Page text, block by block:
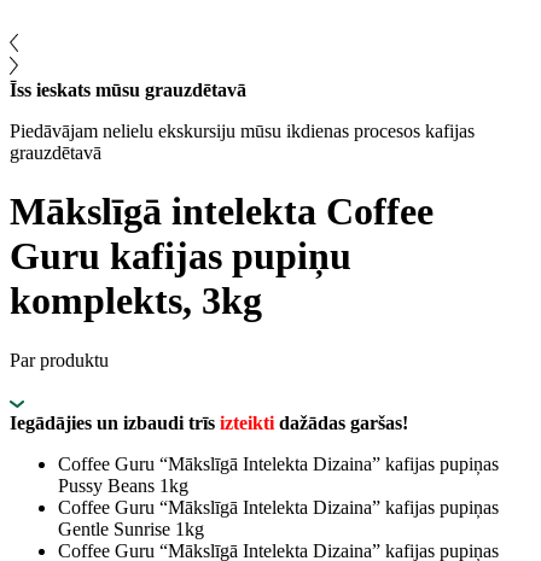
Īss ieskats mūsu grauzdētavā
Piedāvājam nelielu ekskursiju mūsu ikdienas procesos kafijas
grauzdētavā
Mākslīgā intelekta Coffee
Guru kafijas pupiņu
komplekts, 3kg
Par produktu
Iegādājies un izbaudi trīs izteikti dažādas garšas!
Coffee Guru “Mākslīgā Intelekta Dizaina” kafijas pupiņas
Pussy Beans 1kg
Coffee Guru “Mākslīgā Intelekta Dizaina” kafijas pupiņas
Gentle Sunrise 1kg
Coffee Guru “Mākslīgā Intelekta Dizaina” kafijas pupiņas